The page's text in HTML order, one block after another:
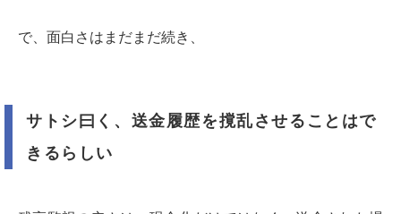
で、面白さはまだまだ続き、
サトシ曰く、送金履歴を撹乱させることはで
きるらしい